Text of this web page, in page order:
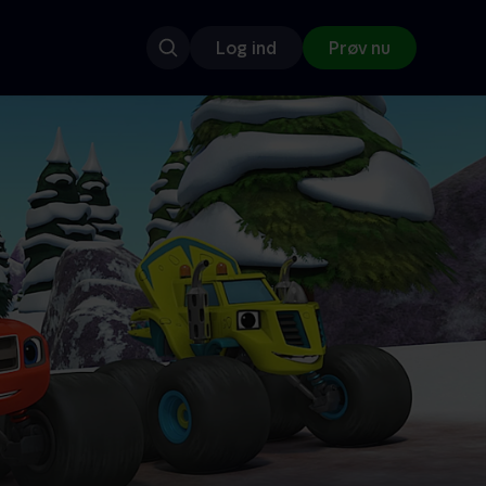
Log ind Prøv nu